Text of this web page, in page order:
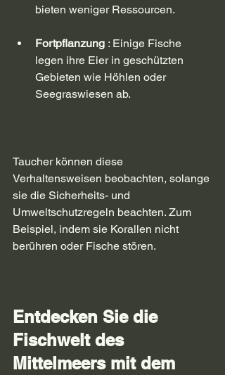
bieten weniger Ressourcen.
Fortpflanzung : Einige Fische
legen ihre Eier in geschützten
Gebieten wie Höhlen oder
Seegraswiesen ab.
Taucher können diese
Verhaltensweisen beobachten, solange
sie die Sicherheits- und
Umweltschutzregeln beachten. Zum
Beispiel, indem sie Korallen nicht
berühren oder Fische stören.
Entdecken Sie die
Fischwelt des
Mittelmeers mit dem